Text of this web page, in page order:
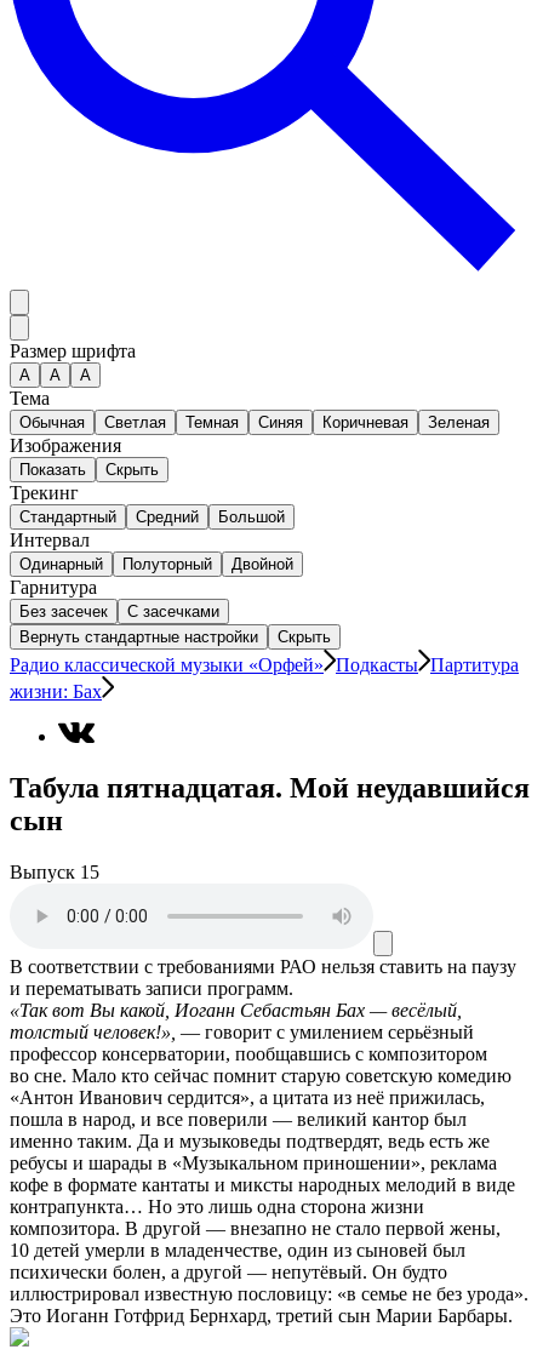
Размер шрифта
А A A
Тема
Обычная Светлая Темная Синяя Коричневая Зеленая
Изображения
Показать Скрыть
Трекинг
Стандартный Средний Большой
Интервал
Одинарный Полуторный Двойной
Гарнитура
Без засечек
С засечками
Вернуть стандартные настройки
Скрыть
Радио классической музыки «Орфей» Подкасты Партитура
жизни: Бах
Табула пятнадцатая. Мой неудавшийся
сын
Выпуск 15
В соответствии с требованиями РАО нельзя ставить на паузу
и перематывать записи программ.
«Так вот Вы какой, Иоганн Себастьян Бах — весёлый,
толстый человек!», — говорит с умилением серьёзный
профессор консерватории, пообщавшись с композитором
во сне. Мало кто сейчас помнит старую советскую комедию
«Антон Иванович сердится», а цитата из неё прижилась,
пошла в народ, и все поверили — великий кантор был
именно таким. Да и музыковеды подтвердят, ведь есть же
ребусы и шарады в «Музыкальном приношении», реклама
кофе в формате кантаты и миксты народных мелодий в виде
контрапункта… Но это лишь одна сторона жизни
композитора. В другой — внезапно не стало первой жены,
10 детей умерли в младенчестве, один из сыновей был
психически болен, а другой — непутёвый. Он будто
иллюстрировал известную пословицу: «в семье не без урода».
Это Иоганн Готфрид Бернхард, третий сын Марии Барбары.